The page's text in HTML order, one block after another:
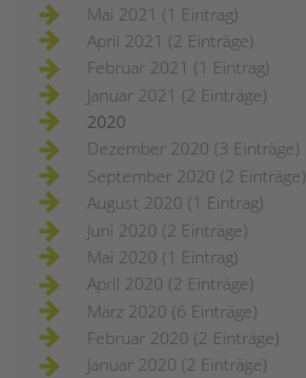
Mai 2021 (1 Eintrag)
April 2021 (2 Einträge)
Februar 2021 (1 Eintrag)
Januar 2021 (2 Einträge)
2020
Dezember 2020 (3 Einträge)
September 2020 (2 Einträge)
August 2020 (1 Eintrag)
Juni 2020 (2 Einträge)
Mai 2020 (1 Eintrag)
April 2020 (2 Einträge)
März 2020 (6 Einträge)
Februar 2020 (2 Einträge)
Januar 2020 (2 Einträge)